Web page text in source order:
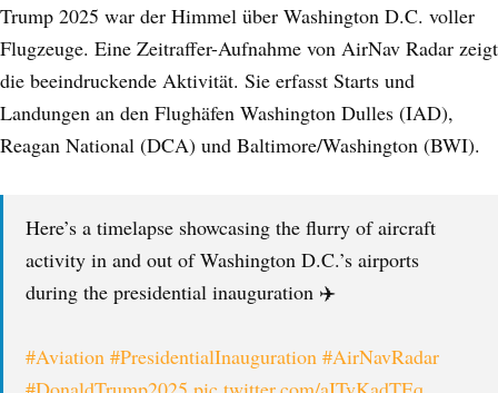
Trump 2025 war der Himmel über Washington D.C. voller
Flugzeuge. Eine Zeitraffer-Aufnahme von AirNav Radar zeigt
die beeindruckende Aktivität. Sie erfasst Starts und
Landungen an den Flughäfen Washington Dulles (IAD),
Reagan National (DCA) und Baltimore/Washington (BWI).
Here’s a timelapse showcasing the flurry of aircraft
activity in and out of Washington D.C.’s airports
during the presidential inauguration ✈️
#Aviation #PresidentialInauguration #AirNavRadar